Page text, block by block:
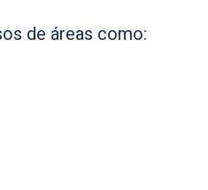
de áreas como: